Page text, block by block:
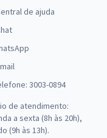
(-20%)
da Educação II
de ajuda
3003-0894
de atendimento:
a sexta (8h às 20h),
(9h às 13h).